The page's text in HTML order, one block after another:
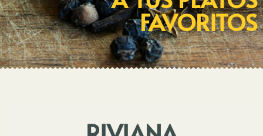
FAVORITOS